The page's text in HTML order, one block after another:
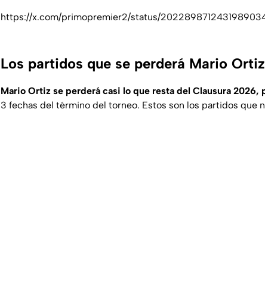
https://x.com/primopremier2/status/
Los partidos que se perderá Mario
Mario Ortiz se perderá casi lo que resta del Clausura 2026,
3 fechas del término del torneo. Estos son los partidos que